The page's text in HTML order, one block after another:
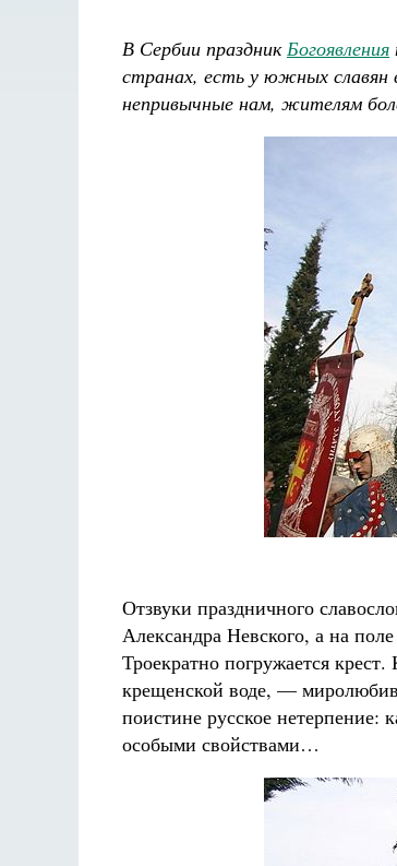
В Сербии праздникБогоявления
странах, есть у южных
непривычные нам, жителям
Отзвуки праздничного
Александра Невского, а на
Троекратно погружается
крещенской воде, —
поистине русское нетерпение:
особыми свойствами…